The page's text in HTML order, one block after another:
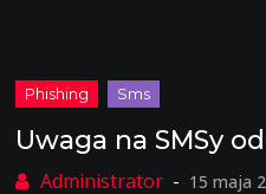
Uwaga na SMSy
15 maja